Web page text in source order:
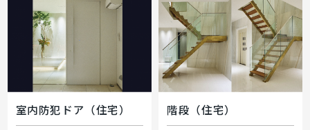
室内防犯ドア（住宅） 階段（住宅）